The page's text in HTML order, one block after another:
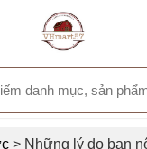
> Những lý do bạn